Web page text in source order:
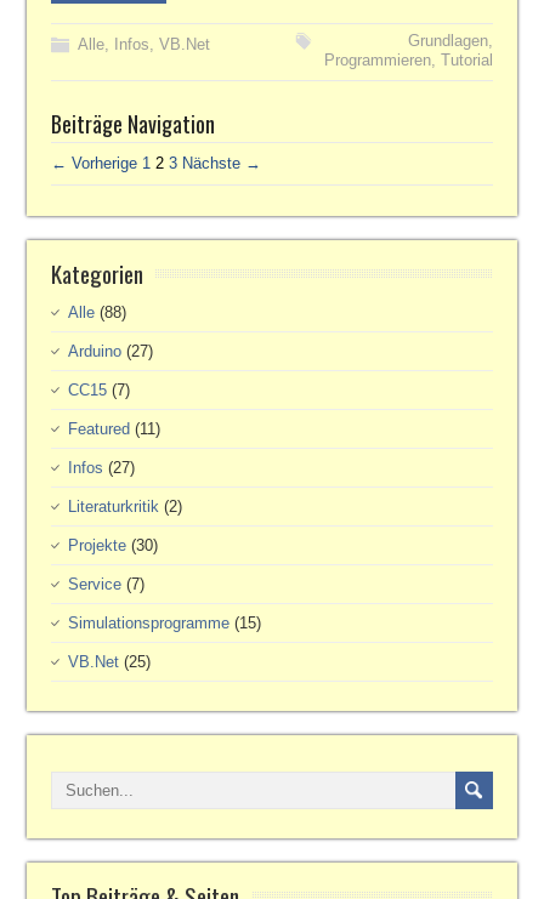
Alle, Infos,VB.Net Grundlagen,
Programmieren, Tutorial
Beiträge Navigation
← Vorherige 1 2 3 Nächste →
Kategorien
Alle (88)
Arduino (27)
CC15 (7)
Featured (11)
Infos (27)
Literaturkritik (2)
Projekte (30)
Service (7)
Simulationsprogramme (15)
VB.Net (25)